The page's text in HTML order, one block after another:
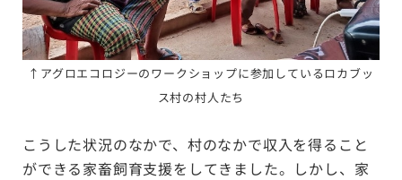
↑アグロエコロジーのワークショップに参加しているロカブッ
ス村の村人たち
こうした状況のなかで、村のなかで収入を得ること
ができる家畜飼育支援をしてきました。しかし、家